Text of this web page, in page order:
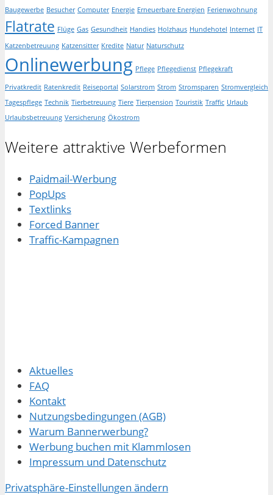
Baugewerbe Besucher Computer Energie Erneuerbare Energien Ferienwohnung
Flatrate Flüge Gas Gesundheit Handies Holzhaus Hundehotel Internet IT
Katzenbetreuung Katzensitter Kredite Natur Naturschutz
Onlinewerbung Pflege Pflegedienst Pflegekraft
Privatkredit Ratenkredit Reiseportal Solarstrom Strom Stromsparen Stromvergleich
Tagespflege Technik Tierbetreuung Tiere Tierpension Touristik Traffic Urlaub
Urlaubsbetreuung Versicherung Ökostrom
Weitere attraktive Werbeformen
Paidmail-Werbung
PopUps
Textlinks
Forced Banner
Traffic-Kampagnen
Aktuelles
FAQ
Kontakt
Nutzungsbedingungen (AGB)
Warum Bannerwerbung?
Werbung buchen mit Klammlosen
Impressum und Datenschutz
Privatsphäre-Einstellungen ändern